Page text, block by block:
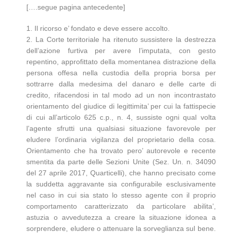
[….segue pagina antecedente]
1. Il ricorso e’ fondato e deve essere accolto.
2. La Corte territoriale ha ritenuto sussistere la destrezza
dell’azione furtiva per avere l’imputata, con gesto
repentino, approfittato della momentanea distrazione della
persona offesa nella custodia della propria borsa per
sottrarre dalla medesima del danaro e delle carte di
credito, rifacendosi in tal modo ad un non incontrastato
orientamento del giudice di legittimita’ per cui la fattispecie
di cui all’articolo 625 c.p., n. 4, sussiste ogni qual volta
l’agente sfrutti una qualsiasi situazione favorevole per
eludere l’ordinaria vigilanza del proprietario della cosa.
Orientamento che ha trovato pero’ autorevole e recente
smentita da parte delle Sezioni Unite (Sez. Un. n. 34090
del 27 aprile 2017, Quarticelli), che hanno precisato come
la suddetta aggravante sia configurabile esclusivamente
nel caso in cui sia stato lo stesso agente con il proprio
comportamento caratterizzato da particolare abilita’,
astuzia o avvedutezza a creare la situazione idonea a
sorprendere, eludere o attenuare la sorveglianza sul bene.